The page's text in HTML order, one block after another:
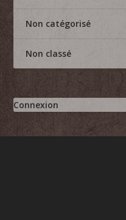
Non catégorisé
Non classé
Connexion